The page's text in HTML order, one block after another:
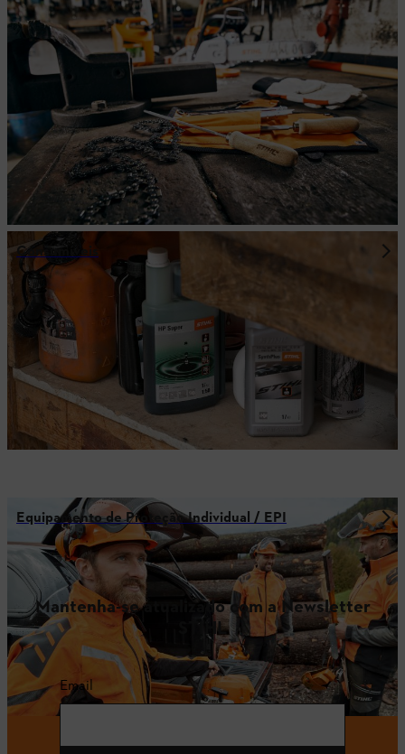
Consumíveis
Equipamento de Proteção Individual / EPI
Mantenha-se atualizado com a Newsletter
STIHL
Email